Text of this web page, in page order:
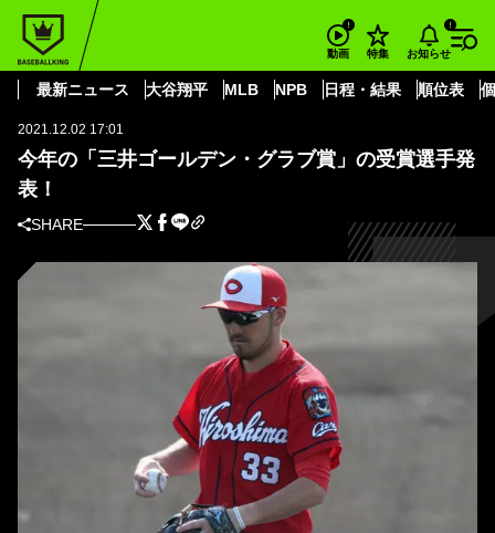
動画 特集 お知らせ
最新ニュース 大谷翔平 MLB NPB 日程・結果 順位表
BASEBALL KING
今年の「三井ゴールデン・グラブ賞」の受賞選手発表！
ショウアップナイター
2021.12.02 17:01
今年の「三井ゴールデン・グラブ賞」の受賞選手発
表！
SHARE